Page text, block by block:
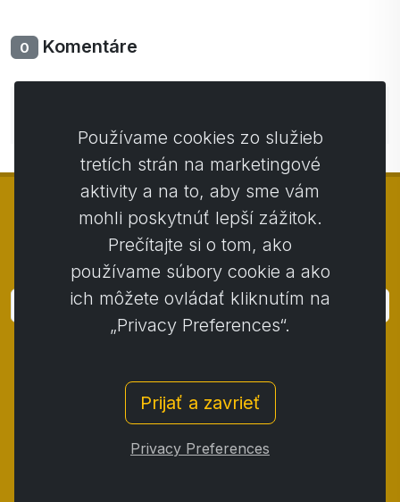
0 Komentáre
© Copyright 2014 - 2026 Activstar
Prihlásiť
Kontakt / Obchodné podmienky
Ochrana osobných údajov / Reklamačný poriadok
Reklamačný protokol / Odstúpenie od zmluvy
Cookies
Používame cookies zo služieb
tretích strán na marketingové
aktivity a na to, aby sme vám
mohli poskytnúť lepší zážitok.
Prečítajte si o tom, ako
používame súbory cookie a ako
ich môžete ovládať kliknutím na
„Privacy Preferences“.
Prijať a zavrieť
Privacy Preferences